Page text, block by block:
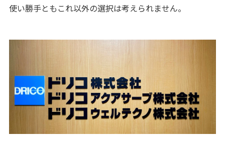
使い勝手ともこれ以外の選択は考えられません。